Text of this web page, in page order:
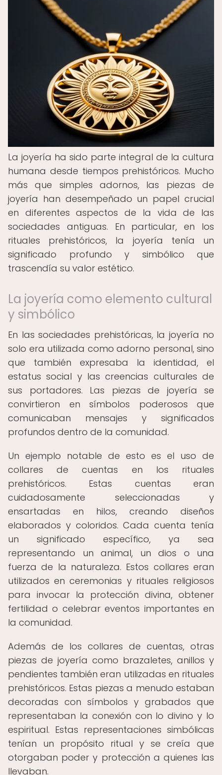
La joyería ha sido parte integral de la cultura
humana desde tiempos prehistóricos. Mucho
más que simples adornos, las piezas de
joyería han desempeñado un papel crucial
en diferentes aspectos de la vida de las
sociedades antiguas. En particular, en los
rituales prehistóricos, la joyería tenía un
significado profundo y simbólico que
trascendía su valor estético.
La joyería como elemento cultural
y simbólico
En las sociedades prehistóricas, la joyería no
solo era utilizada como adorno personal, sino
que también expresaba la identidad, el
estatus social y las creencias culturales de
sus portadores. Las piezas de joyería se
convirtieron en símbolos poderosos que
comunicaban mensajes y significados
profundos dentro de la comunidad.
Un ejemplo notable de esto es el uso de
collares de cuentas en los rituales
prehistóricos. Estas cuentas eran
cuidadosamente seleccionadas y
ensartadas en hilos, creando diseños
elaborados y coloridos. Cada cuenta tenía
un significado específico, ya sea
representando un animal, un dios o una
fuerza de la naturaleza. Estos collares eran
utilizados en ceremonias y rituales religiosos
para invocar la protección divina, obtener
fertilidad o celebrar eventos importantes en
la comunidad.
Además de los collares de cuentas, otras
piezas de joyería como brazaletes, anillos y
pendientes también eran utilizadas en rituales
prehistóricos. Estas piezas a menudo estaban
decoradas con símbolos y grabados que
representaban la conexión con lo divino y lo
espiritual. Estas representaciones simbólicas
tenían un propósito ritual y se creía que
otorgaban poder y protección a quienes las
llevaban.